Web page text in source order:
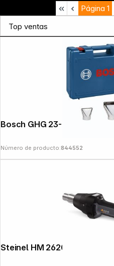
Página 1
Bosch GHG 23-66
Número de producto:844552